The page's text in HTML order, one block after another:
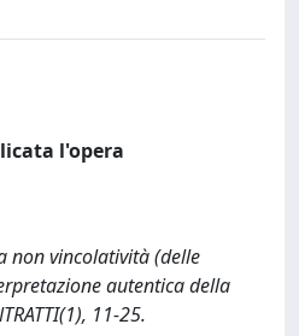
l'opera
non vincolatività (delle
autentica della
11-25.